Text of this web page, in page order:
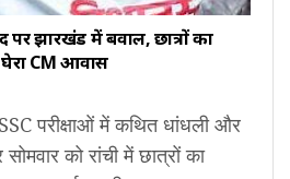
पर झारखंड में बवाल, छात्रों का
घेरा CM आवास
परीक्षाओं में कथित धांधली और
को रांची में छात्रों का